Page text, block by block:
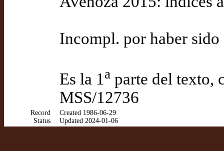
Incompl. por haber
Es la 1 a parte del texto,
MSS/12736
Record
Status
Created 1986-06-29
Updated 2024-01-06